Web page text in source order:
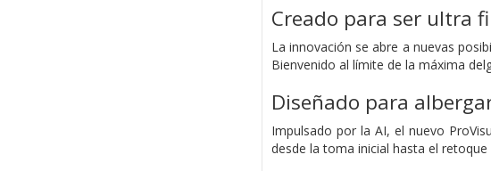
Creado para ser ultra
La innovación se abre a nuevas
Bienvenido al límite de la máxima
Diseñado para
Impulsado por la AI, el nuevo
desde la toma inicial hasta el